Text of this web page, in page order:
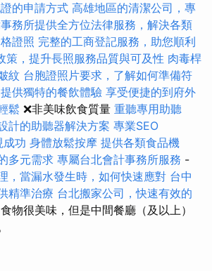
的申請方式 高雄地區的清潔公司，專
務所提供全方位法律服務，解決各類
證照 完整的工商登記服務，助您順利
策，提升長照服務品質與可及性 肉毒桿
紋 台胞證照片要求，了解如何準備符
供獨特的餐飲體驗 享受便捷的到府外
鬆 ❌非美味飲食質量 重聽專用助聽
計的助聽器解決方案 專業SEO
功 身體放鬆按摩 提供各類食品機
多元需求 專屬台北會計事務所服務 -
，當漏水發生時，如何快速應對 台中
精準治療 台北搬家公司，快速有效的
食物很美味，但是中間餐廳（及以上）